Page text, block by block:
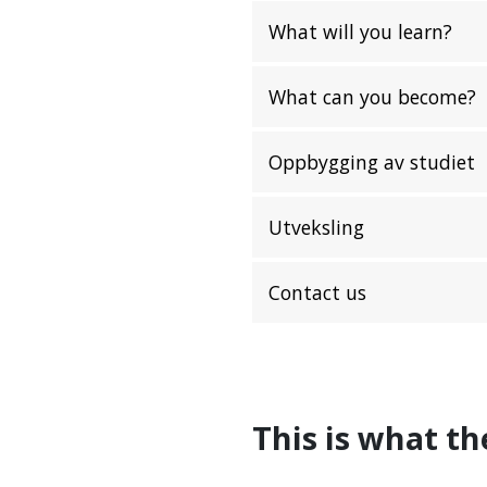
What will you learn?
What can you become?
Oppbygging av studiet
Utveksling
Contact us
This is what